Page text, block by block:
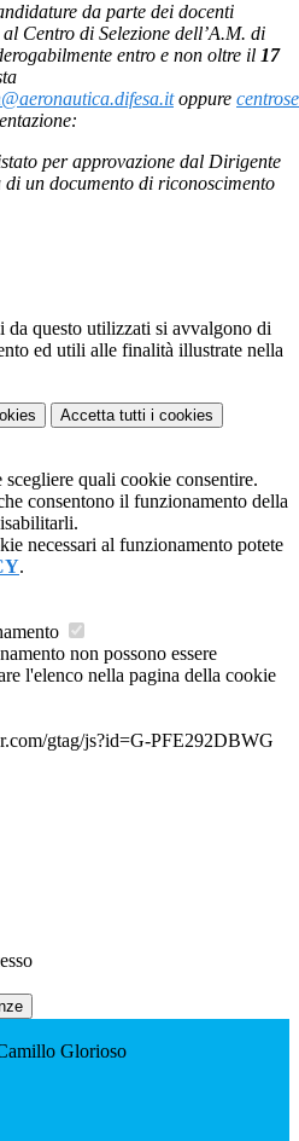
da parte dei docenti
Centro di Selezione dell’A.M. di
entro e non oltre il 17
oppure
per approvazione dal Dirigente
un documento di riconoscimento
da questo utilizzati si avvalgono di
ed utili alle finalità illustrate nella
Accetta tutti i cookies
scegliere quali cookie consentire.
consentono il funzionamento della
necessari al funzionamento potete
.
non possono essere
l'elenco nella pagina della cookie
gtag/js?id=G-PFE292DBWG
Glorioso